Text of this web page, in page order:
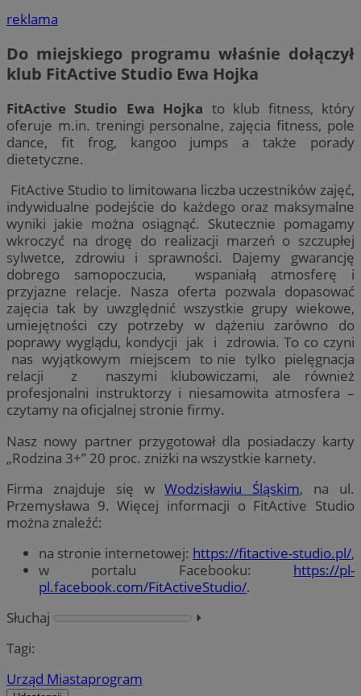
reklama
Do miejskiego programu właśnie dołączył
klub FitActive Studio Ewa Hojka
FitActive Studio Ewa Hojka to klub fitness, który
oferuje m.in. treningi personalne, zajęcia fitness, pole
dance, fit frog, kangoo jumps a także porady
dietetyczne.
FitActive Studio to limitowana liczba uczestników zajęć,
indywidualne podejście do każdego oraz maksymalne
wyniki jakie można osiągnąć. Skutecznie pomagamy
wkroczyć na drogę do realizacji marzeń o szczupłej
sylwetce, zdrowiu i sprawności. Dajemy gwarancję
dobrego samopoczucia, wspaniałą atmosferę i
przyjazne relacje. Nasza oferta pozwala dopasować
zajęcia tak by uwzględnić wszystkie grupy wiekowe,
umiejętności czy potrzeby w dążeniu zarówno do
poprawy wyglądu, kondycji jak i zdrowia. To co czyni
nas wyjątkowym miejscem to nie tylko pielęgnacja
relacji z naszymi klubowiczami, ale również
profesjonalni instruktorzy i niesamowita atmosfera –
czytamy na oficjalnej stronie firmy.
Nasz nowy partner przygotował dla posiadaczy karty
„Rodzina 3+” 20 proc. zniżki na wszystkie karnety.
Firma znajduje się wWodzisławiu Śląskim, na ul.
Przemysława 9. Więcej informacji o FitActive Studio
można znaleźć:
na stronie internetowej: https://fitactive-studio.pl/,
w portalu Facebooku: https://pl-
pl.facebook.com/FitActiveStudio/.
Słuchaj
⏵︎
Tagi:
Urząd Miastaprogram